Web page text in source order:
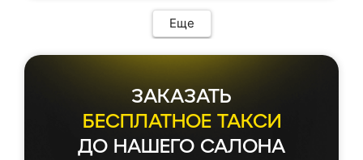
Еще
ЗАКАЗАТЬ
БЕСПЛАТНОЕ ТАКСИ
ДО НАШЕГО САЛОНА